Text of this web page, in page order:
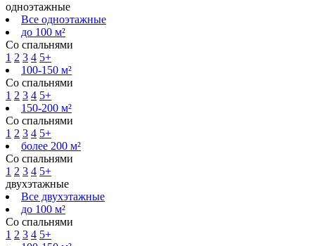
одноэтажные
Все одноэтажные
до 100 м²
Со спальнями
1 2 3 4 5+
100-150 м²
Со спальнями
1 2 3 4 5+
150-200 м²
Со спальнями
1 2 3 4 5+
более 200 м²
Со спальнями
1 2 3 4 5+
двухэтажные
Все двухэтажные
до 100 м²
Со спальнями
1 2 3 4 5+